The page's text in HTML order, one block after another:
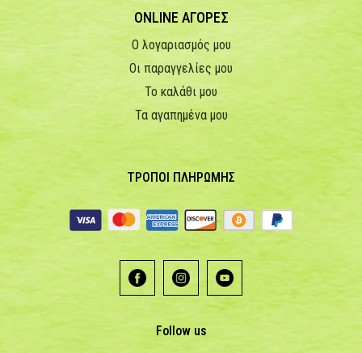
ONLINE ΑΓΟΡΕΣ
Ο λογαριασμός μου
Οι παραγγελίες μου
Το καλάθι μου
Τα αγαπημένα μου
ΤΡΟΠΟΙ ΠΛΗΡΩΜΗΣ
Follow us